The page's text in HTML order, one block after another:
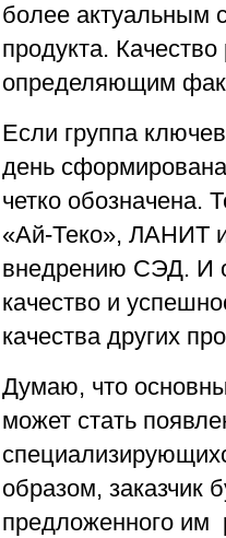
более актуальным
продукта.
определяющим
Если группа
день
четко обозначена.
«Ай-Теко», ЛАНИТ
внедрению СЭД. И
качество и
качества других
Думаю, что
может стать
образом, заказчик
предложенного им